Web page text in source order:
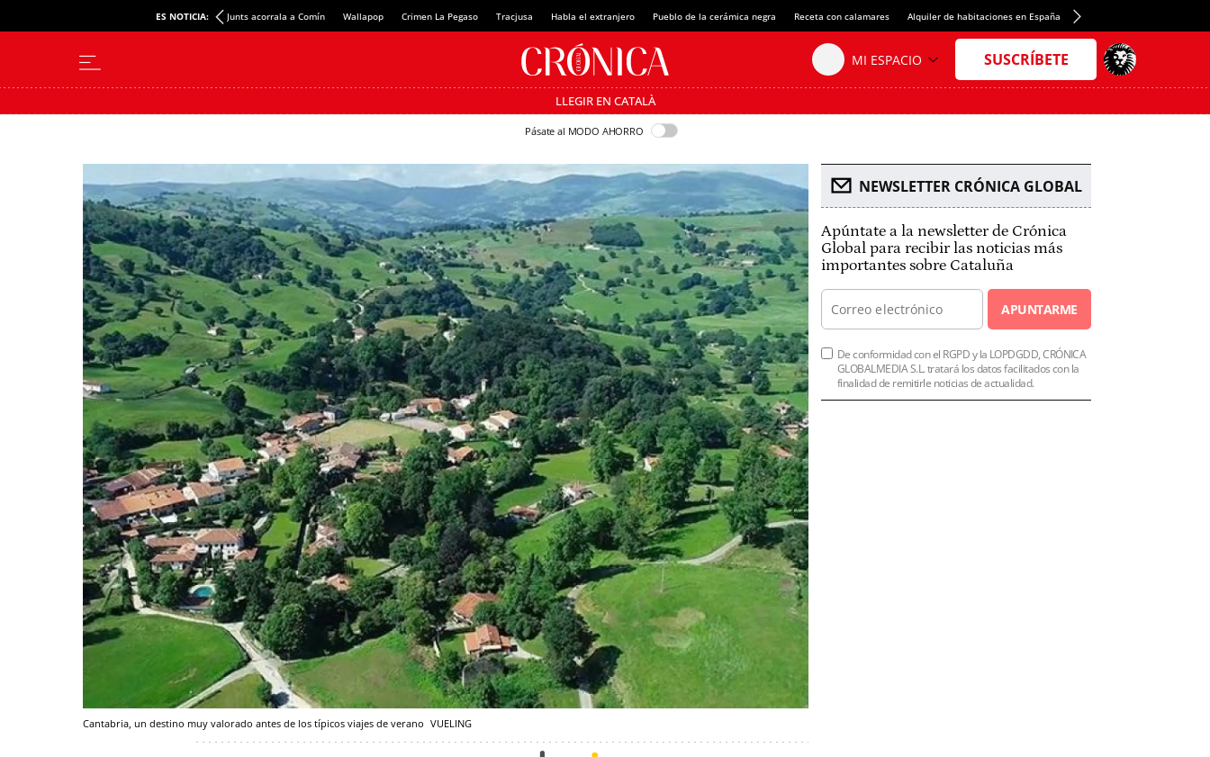
ES NOTICIA: Junts acorrala a Comín Wallapop Crimen La Pegaso Tracjusa Habla el extranjero Pueblo de la cerámica negra Receta con calamares Alquiler de habitaciones en España Crédito del Spotify Camp Nou
LLEGIR EN CATALÀ
Pásate al MODO AHORRO
Cantabria, un destino muy valorado antes de los típicos viajes de verano VUELING
NEWSLETTER CRÓNICA GLOBAL
Apúntate a la newsletter de Crónica
Global para recibir las noticias más
importantes sobre Cataluña
APUNTARME
De conformidad con el RGPD y la LOPDGDD, CRÓNICA
GLOBALMEDIA S.L. tratará los datos facilitados con la
finalidad de remitirle noticias de actualidad.